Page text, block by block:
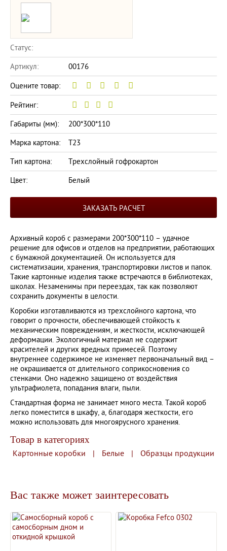
Статус:
Артикул:
00176
Оцените товар:
Рейтинг:
Габариты (мм):
200*300*110
Марка картона:
Т23
Тип картона:
Трехслойный гофрокартон
Цвет:
Белый
ЗАКАЗАТЬ РАСЧЕТ
Архивный короб с размерами 200*300*110 – удачное
решение для офисов и отделов на предприятии, работающих
с бумажной документацией. Он используется для
систематизации, хранения, транспортировки листов и папок.
Такие картонные изделия также встречаются в библиотеках,
школах. Незаменимы при переездах, так как позволяют
сохранить документы в целости.
Коробки изготавливаются из трехслойного картона, что
говорит о прочности, обеспечивающей стойкость к
механическим повреждениям, и жесткости, исключающей
деформации. Экологичный материал не содержит
красителей и других вредных примесей. Поэтому
внутреннее содержимое не изменяет первоначальный вид –
не окрашивается от длительного соприкосновения со
стенками. Оно надежно защищено от воздействия
ультрафиолета, попадания влаги, пыли.
Стандартная форма не занимает много места. Такой короб
легко поместится в шкафу, а, благодаря жесткости, его
можно использовать для многоярусного хранения.
Товар в категориях
Картонные коробки | Белые | Образцы продукции
Вас также может заинтересовать